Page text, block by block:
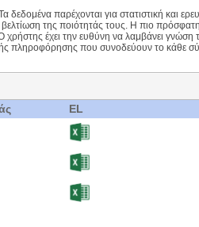
παρέχονται για στατιστική και
βελτίωση της ποιότητάς τους. Η πιο
χρήστης έχει την ευθύνη να λαμβάνει
πληροφόρησης που συνοδεύουν το κάθε
EL